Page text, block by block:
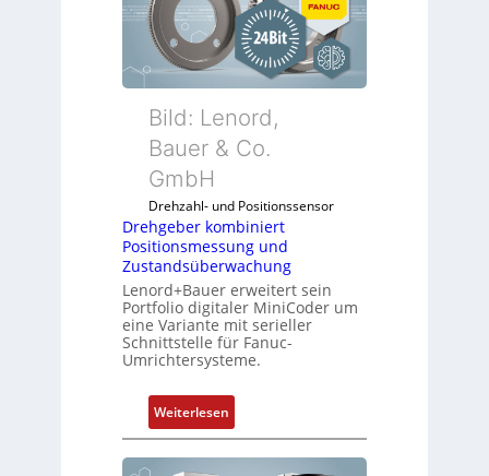
Bild: Lenord,
Bauer & Co.
GmbH
Drehzahl- und Positionssensor
Drehgeber kombiniert
Positionsmessung und
Zustandsüberwachung
Lenord+Bauer erweitert sein
Portfolio digitaler MiniCoder um
eine Variante mit serieller
Schnittstelle für Fanuc-
Umrichtersysteme.
Weiterlesen:
D
r